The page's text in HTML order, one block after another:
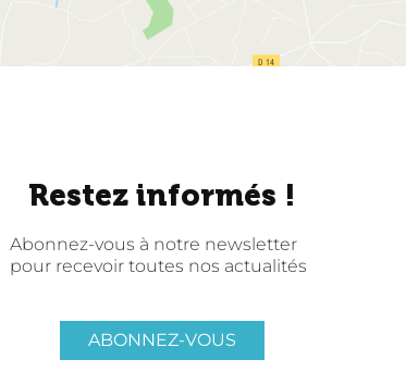
Restez informés !
Abonnez-vous à notre newsletter
pour recevoir toutes nos actualités
ABONNEZ-VOUS